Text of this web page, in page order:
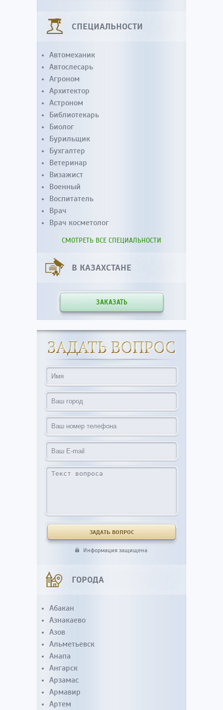
СПЕЦИАЛЬНОСТИ
Автомеханик
Автослесарь
Агроном
Архитектор
Астроном
Библиотекарь
Биолог
Бурильщик
Бухгалтер
Ветеринар
Визажист
Военный
Воспитатель
Врач
Врач косметолог
СМОТРЕТЬ ВСЕ СПЕЦИАЛЬНОСТИ
В КАЗАХСТАНЕ
ЗАКАЗАТЬ
Информация защищена
ГОРОДА
Абакан
Азнакаево
Азов
Альметьевск
Анапа
Ангарск
Арзамас
Армавир
Артем